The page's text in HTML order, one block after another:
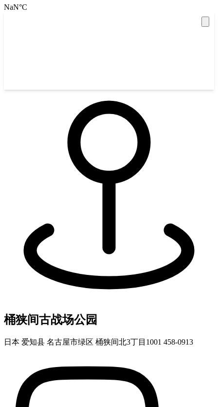
NaN°C
桶狭间古战场公园
日本 爱知县 名古屋市绿区 桶狭间北3丁目1001 458-0913